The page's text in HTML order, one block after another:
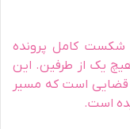
شکست کامل پرونده
یک از طرفین. این
قضایی است که مسیر
است.